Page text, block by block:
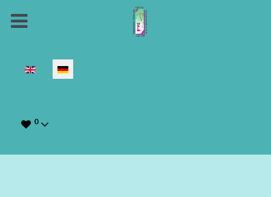
Sprache auswählen
0